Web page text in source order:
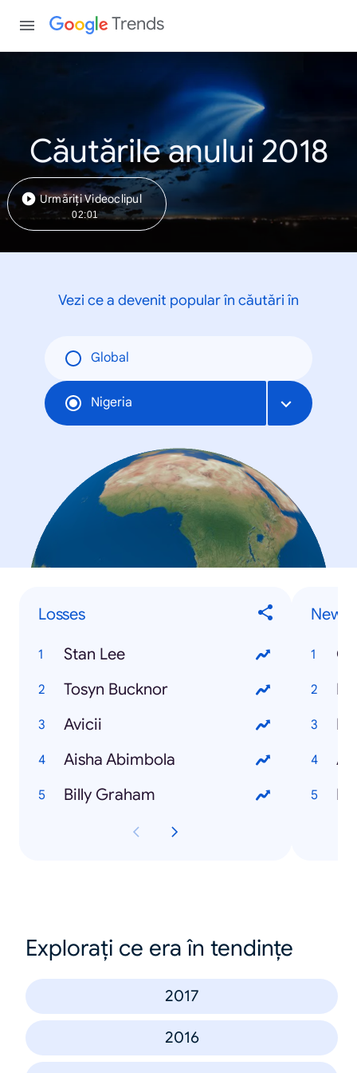
Trends
Căutările anului 2018
Urmăriți Videoclipul
02:01
Vezi ce a devenit popular în căutări în
Global
Nigeria
Losses
Stan Lee
Tosyn Bucknor
Avicii
Aisha Abimbola
Billy Graham
News
Explorați ce era în tendințe
2017
2016